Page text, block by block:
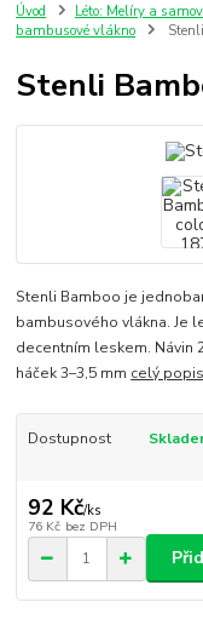
Úvod Léto: Melíry a
bambusové vlákno
Stenli
Stenli Bamboo je
bambusového vlákna. Je
decentním leskem. Návin
háček 3–3,5 mm celý popis
Dostupnost
92 Kč/ks
76 Kč bez DPH